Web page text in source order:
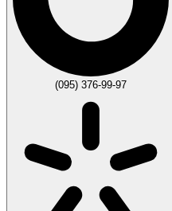
(095) 376-99-97